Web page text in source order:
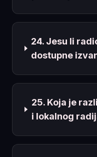
24. Jesu li
dostupne
25. Koja je
i lokalnog